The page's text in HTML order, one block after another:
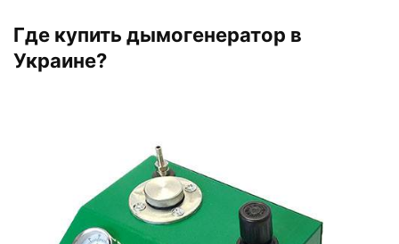
Где купить дымогенератор в
Украине?